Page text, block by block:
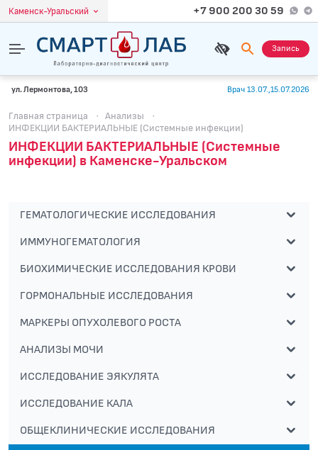
Каменск-Уральский +7 900 200 30 59
Запись
ул. Лермонтова, 103 Врач 13.07.,15.07.2026
Главная страница · Анализы
·
ИНФЕКЦИИ БАКТЕРИАЛЬНЫЕ (Системные инфекции)
ИНФЕКЦИИ БАКТЕРИАЛЬНЫЕ (Системные
инфекции) в Каменске-Уральском
ГЕМАТОЛОГИЧЕСКИЕ ИССЛЕДОВАНИЯ
ИММУНОГЕМАТОЛОГИЯ
БИОХИМИЧЕСКИЕ ИССЛЕДОВАНИЯ КРОВИ
ГОРМОНАЛЬНЫЕ ИССЛЕДОВАНИЯ
МАРКЕРЫ ОПУХОЛЕВОГО РОСТА
АНАЛИЗЫ МОЧИ
ИССЛЕДОВАНИЕ ЭЯКУЛЯТА
ИССЛЕДОВАНИЕ КАЛА
ОБЩЕКЛИНИЧЕСКИЕ ИССЛЕДОВАНИЯ